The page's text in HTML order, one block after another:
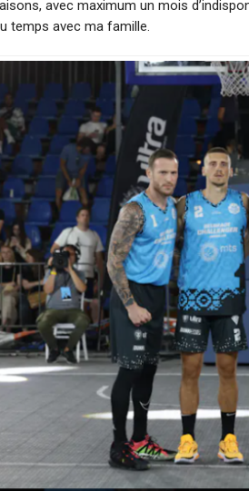
avec maximum un mois
temps avec ma famille.